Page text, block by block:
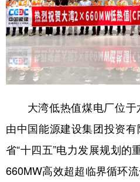
广东 广西
四川 贵州
陕西 甘肃
多语种频道
English Español
大湾低热值煤电厂位于
由中国能源建设集团投资
省“十四五”电力发展规划的
660MW高效超超临界循环